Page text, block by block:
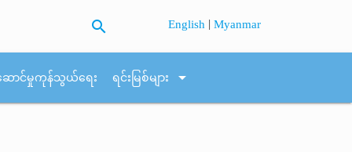
search English |Myanmar
ောင်မှုကုန်သွယ်ရေး ရင်းမြစ်များ arrow_drop_down